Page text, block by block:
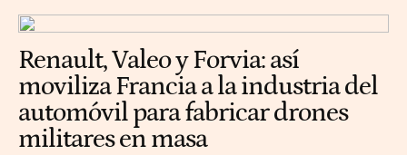
Renault, Valeo y Forvia: así
moviliza Francia a la industria del
automóvil para fabricar drones
militares en masa